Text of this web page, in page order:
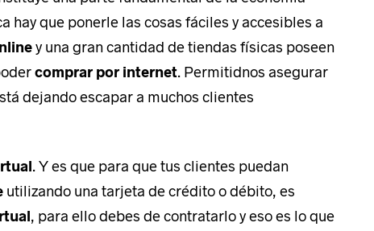
hay que ponerle las cosas fáciles y accesibles a
y una gran cantidad de tiendas físicas poseen
comprar por internet. Permitidnos asegurar
dejando escapar a muchos clientes
. Y es que para que tus clientes puedan
utilizando una tarjeta de crédito o débito, es
, para ello debes de contratarlo y eso es lo que